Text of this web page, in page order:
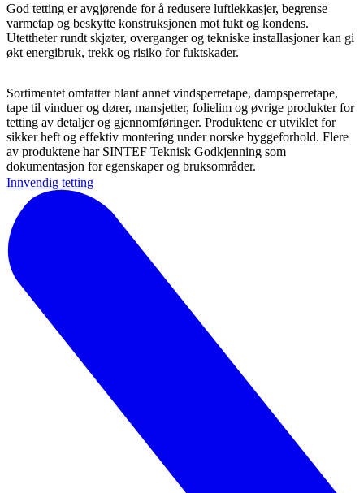
God tetting er avgjørende for å redusere luftlekkasjer, begrense
varmetap og beskytte konstruksjonen mot fukt og kondens.
Utettheter rundt skjøter, overganger og tekniske installasjoner kan gi
økt energibruk, trekk og risiko for fuktskader.
Sortimentet omfatter blant annet vindsperretape, dampsperretape,
tape til vinduer og dører, mansjetter, folielim og øvrige produkter for
tetting av detaljer og gjennomføringer. Produktene er utviklet for
sikker heft og effektiv montering under norske byggeforhold. Flere
av produktene har SINTEF Teknisk Godkjenning som
dokumentasjon for egenskaper og bruksområder.
Innvendig tetting